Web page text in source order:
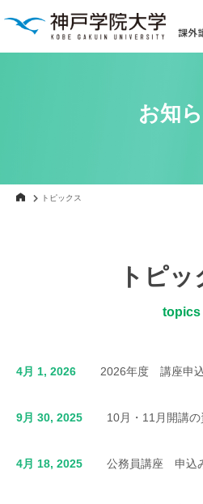
お知
トピックス
トピッ
topics
4月 1, 2026 2026年度 講座申込
9月 30, 2025 10月・11月開講の
4月 18, 2025 公務員講座 申込